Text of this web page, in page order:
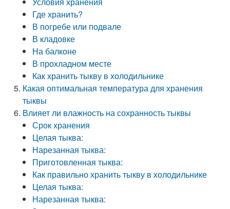
Где хранить?
В погребе или подвале
В кладовке
На балконе
В прохладном месте
Как хранить тыкву в холодильнике
Какая оптимальная температура для хранения
тыквы
Влияет ли влажность на сохранность тыквы
Срок хранения
Целая тыква:
Нарезанная тыква:
Приготовленная тыква:
Как правильно хранить тыкву в холодильнике
Целая тыква:
Нарезанная тыква: